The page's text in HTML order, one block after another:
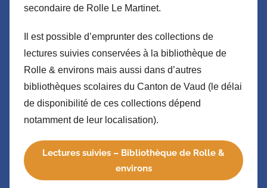
secondaire de Rolle Le Martinet.
Il est possible d’emprunter des collections de
lectures suivies conservées à la bibliothèque de
Rolle & environs mais aussi dans d’autres
bibliothèques scolaires du Canton de Vaud (le délai
de disponibilité de ces collections dépend
notamment de leur localisation).
Lectures suivies – Bibliothèque de Rolle &
environs